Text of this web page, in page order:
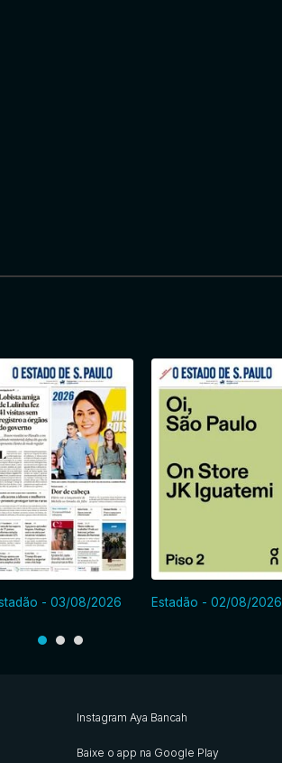
- 03/08/2026 Estadão - 02/08/2026
Instagram Aya Bancah
Baixe o app na Google Play